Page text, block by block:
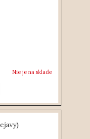
Nie je na sklade